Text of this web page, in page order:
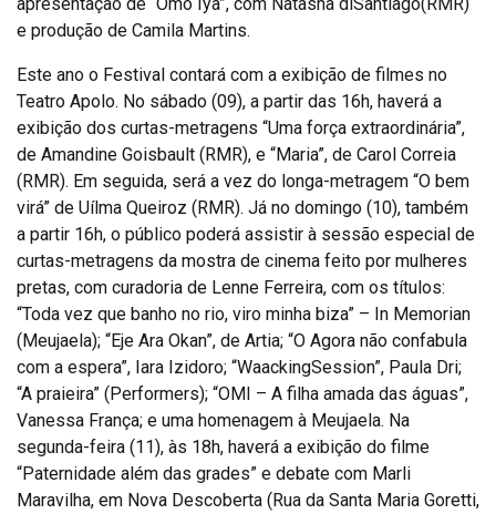
e produção de Camila Martins.
Este ano o Festival contará com a exibição de filmes no
Teatro Apolo. No sábado (09), a partir das 16h, haverá a
exibição dos curtas-metragens “Uma força extraordinária”,
de Amandine Goisbault (RMR), e “Maria”, de Carol Correia
(RMR). Em seguida, será a vez do longa-metragem “O bem
virá” de Uílma Queiroz (RMR). Já no domingo (10), também
a partir 16h, o público poderá assistir à sessão especial de
curtas-metragens da mostra de cinema feito por mulheres
pretas, com curadoria de Lenne Ferreira, com os títulos:
“Toda vez que banho no rio, viro minha biza” – In Memorian
(Meujaela); “Eje Ara Okan”, de Artia; “O Agora não confabula
com a espera”, Iara Izidoro; “WaackingSession”, Paula Dri;
“A praieira” (Performers); “OMI – A filha amada das águas”,
Vanessa França; e uma homenagem à Meujaela. Na
segunda-feira (11), às 18h, haverá a exibição do filme
“Paternidade além das grades” e debate com Marli
Maravilha, em Nova Descoberta (Rua da Santa Maria Goretti,